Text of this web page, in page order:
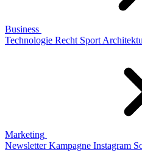
Business
Technologie Recht Sport
Marketing
Newsletter Kampagne Instagram